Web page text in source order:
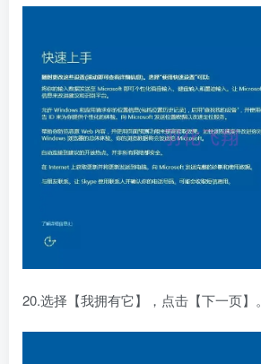
20.选择【我拥有它】，点击【下一页】。